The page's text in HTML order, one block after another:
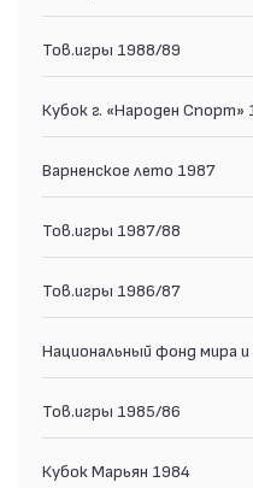
Тов.игры 1988/89
Кубок г. «Народен Спорт»
Варненское лето 1987
Тов.игры 1987/88
Тов.игры 1986/87
Национальный фонд мира
Тов.игры 1985/86
Кубок Марьян 1984